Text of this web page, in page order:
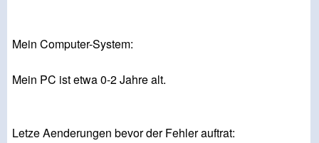
Mein Computer-System:
Mein PC ist etwa 0-2 Jahre alt.
Letze Aenderungen bevor der Fehler auftrat: